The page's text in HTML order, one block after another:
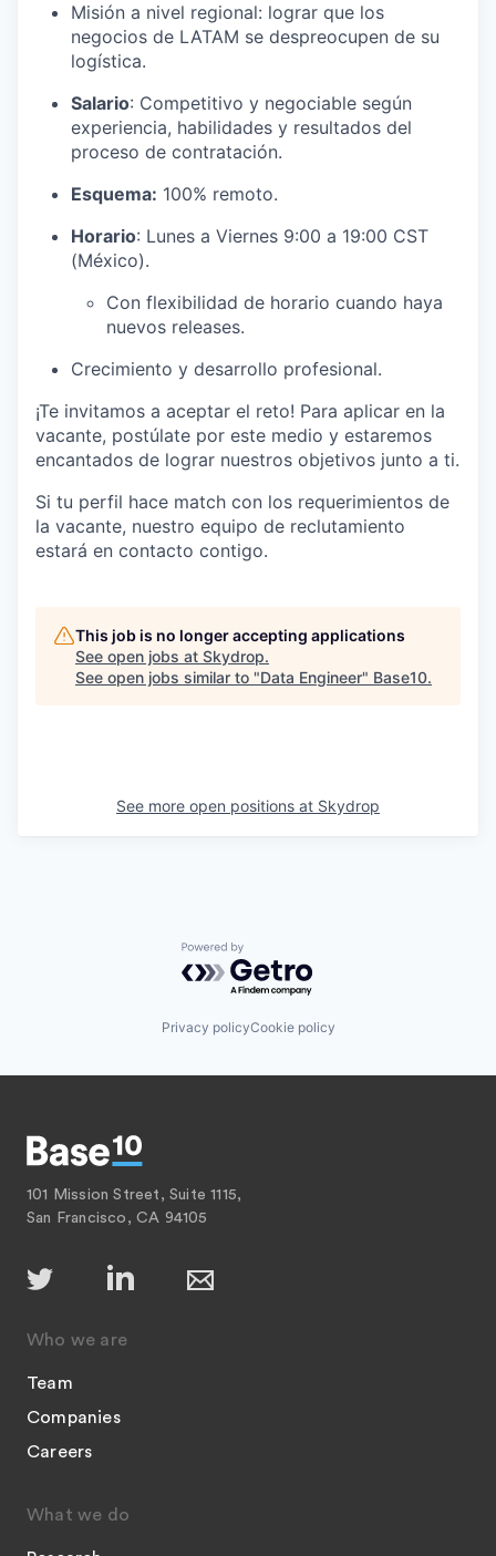
Misión a nivel regional: lograr que los
negocios de LATAM se despreocupen de su
logística.
Salario: Competitivo y negociable según
experiencia, habilidades y resultados del
proceso de contratación.
Esquema: 100% remoto.
Horario: Lunes a Viernes 9:00 a 19:00 CST
(México).
Con flexibilidad de horario cuando haya
nuevos releases.
Crecimiento y desarrollo profesional.
¡Te invitamos a aceptar el reto! Para aplicar en la
vacante, postúlate por este medio y estaremos
encantados de lograr nuestros objetivos junto a ti.
Si tu perfil hace match con los requerimientos de
la vacante, nuestro equipo de reclutamiento
estará en contacto contigo.
This job is no longer accepting applications
See open jobs at Skydrop.
See open jobs similar to "Data Engineer" Base10.
See more open positions at Skydrop
Powered by Getro.com
Privacy policyCookie policy
101 Mission Street, Suite 1115,
San Francisco, CA 94105
Who we are
Team
Companies
Careers
What we do